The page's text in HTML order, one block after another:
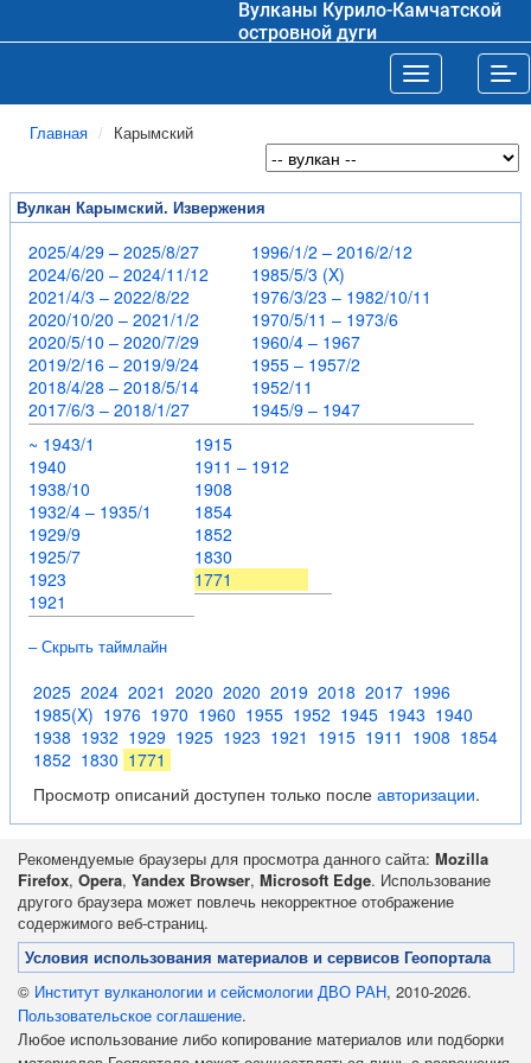
Вулканы Курило-Камчатской
островной дуги
Toggle
Главная Карымский
Вулкан Карымский. Извержения
2025/4/29 – 2025/8/27
2024/6/20 – 2024/11/12
2021/4/3 – 2022/8/22
2020/10/20 – 2021/1/2
2020/5/10 – 2020/7/29
2019/2/16 – 2019/9/24
2018/4/28 – 2018/5/14
2017/6/3 – 2018/1/27
1996/1/2 – 2016/2/12
1985/5/3 (X)
1976/3/23 – 1982/10/11
1970/5/11 – 1973/6
1960/4 – 1967
1955 – 1957/2
1952/11
1945/9 – 1947
~ 1943/1
1940
1938/10
1932/4 – 1935/1
1929/9
1925/7
1923
1921
1915
1911 – 1912
1908
1854
1852
1830
1771
– Скрыть таймлайн
2025 2024 2021 2020 2020 2019 2018 2017 1996
1985(X) 1976 1970 1960 1955 1952 1945 1943 1940
1938 1932 1929 1925 1923 1921 1915 1911 1908 1854
1852 1830 1771
Просмотр описаний доступен только после авторизации.
Рекомендуемые браузеры для просмотра данного сайта: Mozilla
Firefox, Opera, Yandex Browser, Microsoft Edge. Использование
другого браузера может повлечь некорректное отображение
содержимого веб-страниц.
Условия использования материалов и сервисов Геопортала
© Институт вулканологии и сейсмологии ДВО РАН, 2010-2026.
Пользовательское соглашение.
Любое использование либо копирование материалов или подборки